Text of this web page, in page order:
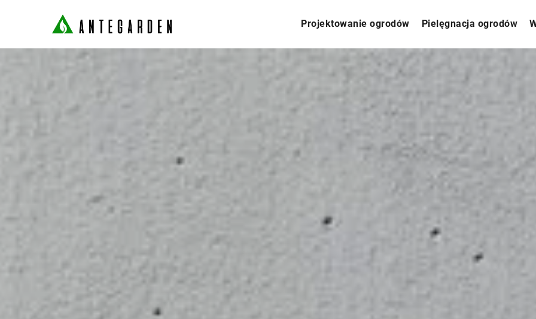
Projektowanie ogrodów Pielęgnacja ogrodów